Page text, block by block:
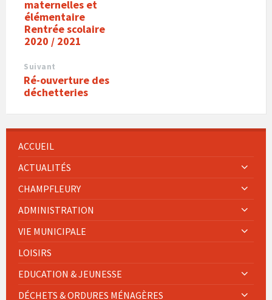
maternelles et
élémentaire
Rentrée scolaire
2020 / 2021
Suivant
Ré-ouverture des
déchetteries
ACCUEIL
ACTUALITÉS
CHAMPFLEURY
ADMINISTRATION
VIE MUNICIPALE
LOISIRS
EDUCATION & JEUNESSE
DÉCHETS & ORDURES MÉNAGÈRES